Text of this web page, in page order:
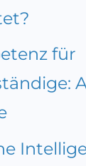
für